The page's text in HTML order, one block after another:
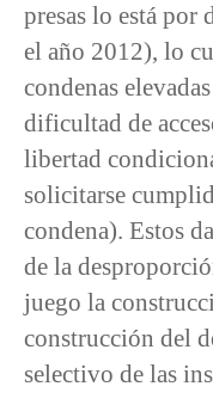
presas lo está por
el año 2012), lo
condenas
dificultad de
libertad
solicitarse
condena). Estos
de la
juego la
construcción del
selectivo de las